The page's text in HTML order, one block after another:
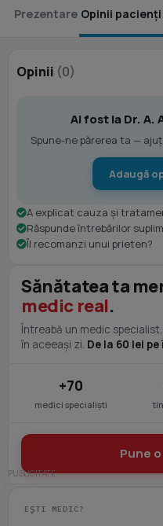
Prezentare Opinii pacienți
Opinii (0)
Ai fost la Dr. A.
Spune-ne părerea ta —
Adaugă
A explicat cauza și
Răspunde întrebărilor
Îl recomanzi unui prieten?
Sănătatea ta
medic real.
Întreabă un medic
în aceeași zi. De la 60 lei
+70
medici specialiști
Pune
EȘTI MEDIC?